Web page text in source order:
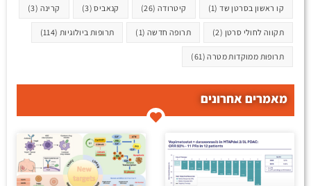
קו ראשון בסרטן שד(1) קיטרודה (26) קנאביס(3) קרינה (3)
תקווה לחולי סרטן (2) תרופה חדשה (1) תרופות ביולוגיות (114)
תרופות ממוקדות מטרה(61)
מאמרים אחרונים